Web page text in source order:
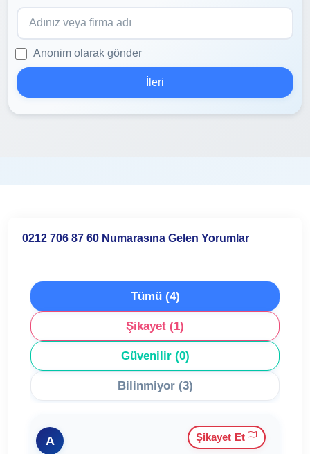
Anonim olarak gönder
İleri
0212 706 87 60 Numarasına Gelen Yorumlar
Tümü (4)
Şikayet (1)
Güvenilir (0)
Bilinmiyor (3)
A Şikayet Et